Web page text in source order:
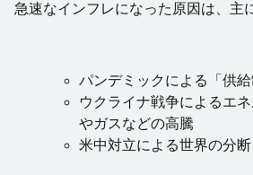
急速なインフレになった原因は、主
パンデミックによる「供
ウクライナ戦争によるエ
やガスなどの高騰
米中対立による世界の分